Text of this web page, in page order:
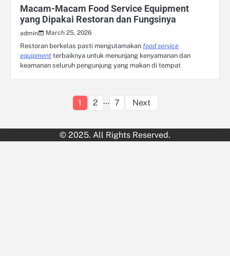
Macam-Macam Food Service Equipment
yang Dipakai Restoran dan Fungsinya
admin
March 25, 2026
Restoran berkelas pasti mengutamakan food service
equipment terbaiknya untuk menunjang kenyamanan dan
keamanan seluruh pengunjung yang makan di tempat
Posts
1 2 … 7 Next
© 2025. All Rights Reserved.